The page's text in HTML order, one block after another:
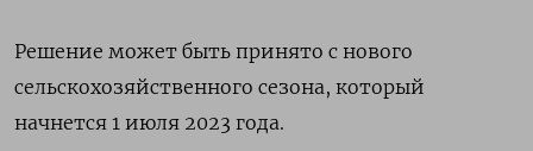
Решение может быть принято с нового
сельскохозяйственного сезона, который
начнется 1 июля 2023 года.